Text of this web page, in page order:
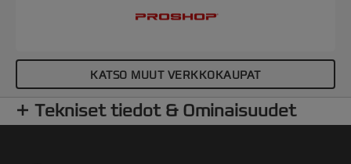
KATSO MUUT VERKKOKAUPAT
Tekniset tiedot & Ominaisuudet